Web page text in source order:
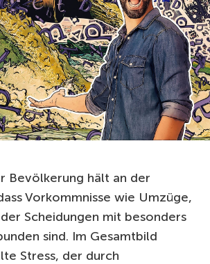
Bevölkerung hält an der
Vorkommnisse wie Umzüge,
Scheidungen mit besonders
sind. Im Gesamtbild
Stress, der durch